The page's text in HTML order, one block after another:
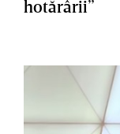
hotărârii”